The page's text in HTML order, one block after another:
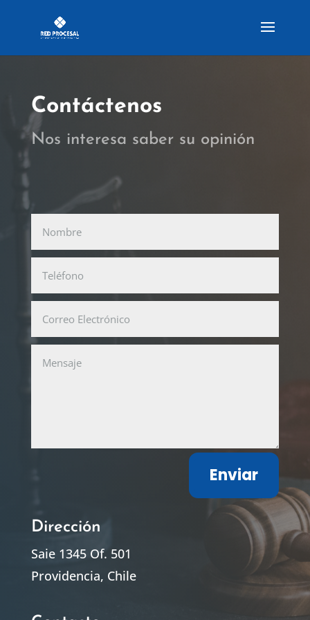
Contáctenos
Nos interesa saber su opinión
Enviar
Dirección
Saie 1345 Of. 501
Providencia, Chile